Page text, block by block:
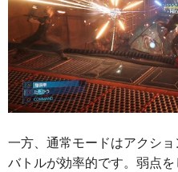
一方、通常モードはアクシ
バトルが効率的です。弱点